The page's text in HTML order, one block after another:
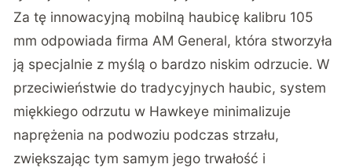
Za tę innowacyjną mobilną haubicę kalibru 105
mm odpowiada firma AM General, która stworzyła
ją specjalnie z myślą o bardzo niskim odrzucie. W
przeciwieństwie do tradycyjnych haubic, system
miękkiego odrzutu w Hawkeye minimalizuje
naprężenia na podwoziu podczas strzału,
zwiększając tym samym jego trwałość i